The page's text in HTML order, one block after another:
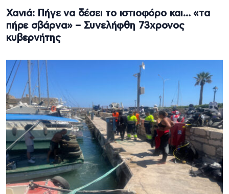
Χανιά: Πήγε να δέσει το ιστιοφόρο και… «τα
πήρε σβάρνα» – Συνελήφθη 73χρονος
κυβερνήτης